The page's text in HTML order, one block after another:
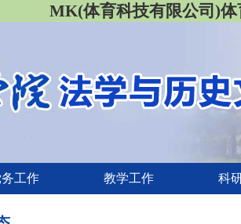
MK(体育科技有限公司)体
工作 教学工作 科